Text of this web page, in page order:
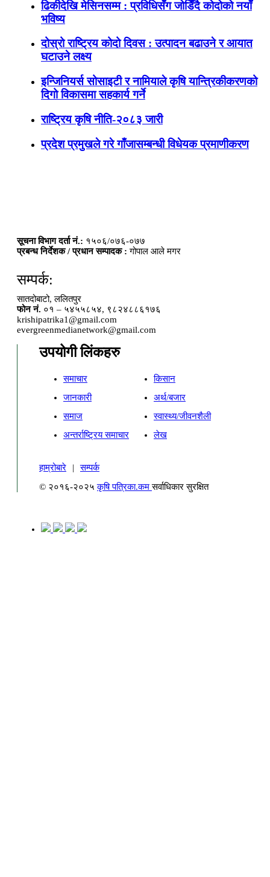
ढिकीदेखि मेसिनसम्म : प्रविधिसँग जोडिँदै कोदोको नयाँ
भविष्य
दोस्रो राष्ट्रिय कोदो दिवस : उत्पादन बढाउने र आयात
घटाउने लक्ष्य
इन्जिनियर्स सोसाइटी र नामियाले कृषि यान्त्रिकीकरणको
दिगो विकासमा सहकार्य गर्ने
राष्ट्रिय कृषि नीति-२०८३ जारी
प्रदेश प्रमुखले गरे गाँजासम्बन्धी विधेयक प्रमाणीकरण
सूचना विभाग दर्ता नं.: १५०६/०७६-०७७
प्रबन्ध निर्देशक / प्रधान सम्पादक : गोपाल आले मगर
सम्पर्क:
सातदोबाटो, ललितपुर
फोन नं. ०१ – ५४५५८५४, ९८२४८८६१७६
krishipatrika1@gmail.com
evergreenmedianetwork@gmail.com
उपयोगी लिंकहरु
समाचार
किसान
जानकारी
अर्थ/बजार
समाज
स्वास्थ्य/जीवनशैली
अन्तर्राष्ट्रिय समाचार
लेख
हाम्रोबारे |
सम्पर्क
© २०१६-२०२५कृषि पत्रिका.कमसर्वाधिकार सुरक्षित